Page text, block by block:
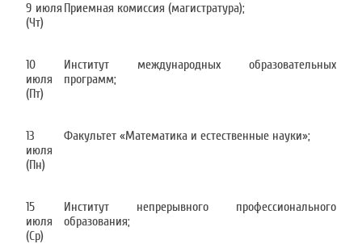
9 июля
(Чт)
Приемная комиссия (магистратура);
10
июля
(Пт)
Институт международных образовательных
программ;
13
июля
(Пн)
Факультет «Математика и естественные науки»;
15
июля
(Ср)
Институт непрерывного профессионального
образования;